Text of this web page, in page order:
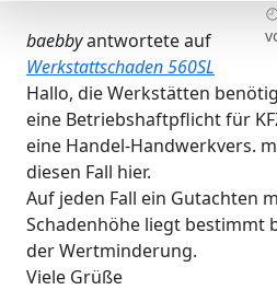
baebbyantwortete auf
Werkstattschaden 560SL
Hallo, die Werkstätten
eine Betriebshaftpflicht für
eine Handel-Handwerkvers.
diesen Fall hier.
Auf jeden Fall ein Gutachten
Schadenhöhe liegt bestimmt
der Wertminderung.
Viele Grüße